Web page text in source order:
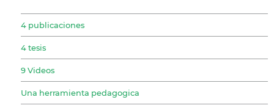
4 publicaciones
4 tesis
9 Videos
Una herramienta pedagogica